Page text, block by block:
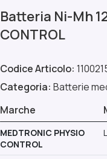
Batteria Ni-Mh
CONTROL
Codice Articolo:
Categoria: Batterie
Marche
MEDTRONIC PHYSIO
CONTROL